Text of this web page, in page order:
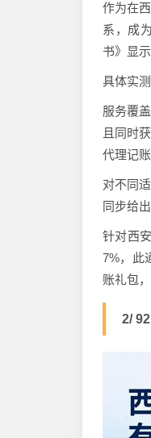
作为在
系，成
书》显
具体实
服务覆
且同时
代理记
对不同
同步给
针对西
7%，此
账礼包
2/